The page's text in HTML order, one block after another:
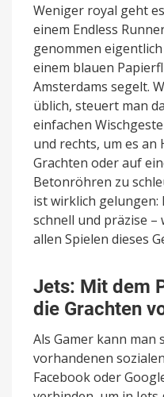
Weniger royal geht
einem Endless
genommen
einem blauen
Amsterdams segelt.
üblich, steuert man
einfachen
und rechts, um es
Grachten oder auf
Betonröhren zu
ist wirklich
schnell und präzise –
allen Spielen dieses
Jets: Mit dem
die Grachten
Als Gamer kann man
vorhandenen
Facebook oder